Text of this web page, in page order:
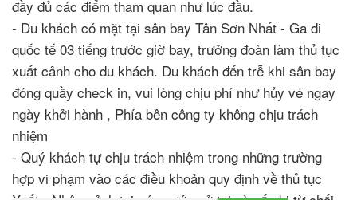
đầy đủ các điểm tham quan như lúc đầu.
- Du khách có mặt tại sân bay Tân Sơn Nhất - Ga đi
quốc tế 03 tiếng trước giờ bay, trưởng đoàn làm thủ tục
xuất cảnh cho du khách. Du khách đến trễ khi sân bay
đóng quầy check in, vui lòng chịu phí như hủy vé ngay
ngày khởi hành , Phía bên công ty không chịu trách
nhiệm
- Quý khách tự chịu trách nhiệm trong những trường
hợp vi phạm vào các điều khoản quy định về thủ tục